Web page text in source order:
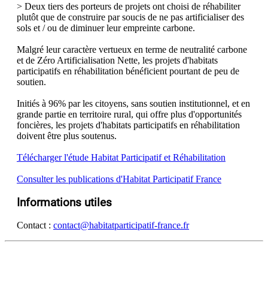
> Deux tiers des porteurs de projets ont choisi de réhabiliter
plutôt que de construire par soucis de ne pas artificialiser des
sols et / ou de diminuer leur empreinte carbone.
Malgré leur caractère vertueux en terme de neutralité carbone
et de Zéro Artificialisation Nette, les projets d'habitats
participatifs en réhabilitation bénéficient pourtant de peu de
soutien.
Initiés à 96% par les citoyens, sans soutien institutionnel, et en
grande partie en territoire rural, qui offre plus d'opportunités
foncières, les projets d'habitats participatifs en réhabilitation
doivent être plus soutenus.
Télécharger l'étude Habitat Participatif et Réhabilitation
Consulter les publications d'Habitat Participatif France
Informations utiles
Contact : contact@habitatparticipatif-france.fr